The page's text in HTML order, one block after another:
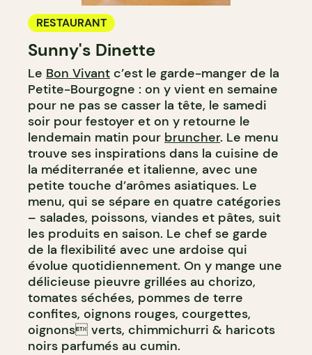
RESTAURANT
Sunny's Dinette
Le Bon Vivant c’est le garde-manger de la
Petite-Bourgogne : on y vient en semaine
pour ne pas se casser la tête, le samedi
soir pour festoyer et on y retourne le
lendemain matin pour bruncher. Le menu
trouve ses inspirations dans la cuisine de
la méditerranée et italienne, avec une
petite touche d’arômes asiatiques. Le
menu, qui se sépare en quatre catégories
– salades, poissons, viandes et pâtes, suit
les produits en saison. Le chef se garde
de la flexibilité avec une ardoise qui
évolue quotidiennement. On y mange une
délicieuse pieuvre grillées au chorizo,
tomates séchées, pommes de terre
confites, oignons rouges, courgettes,
oignons verts, chimmichurri & haricots
noirs parfumés au cumin.